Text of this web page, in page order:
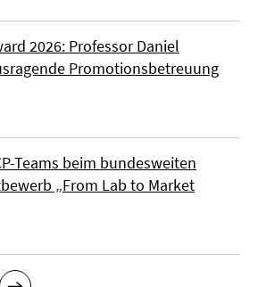
2026: Professor Daniel
Promotionsbetreuung
Teams beim bundesweiten
„From Lab to Market